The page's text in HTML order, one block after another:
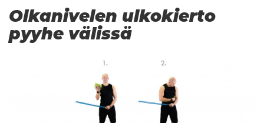
Olkanivelen ulkokierto
pyyhe välissä